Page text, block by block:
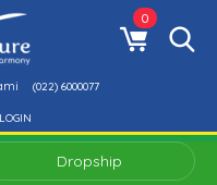
0
(022) 6000077
LOGIN
Dropship